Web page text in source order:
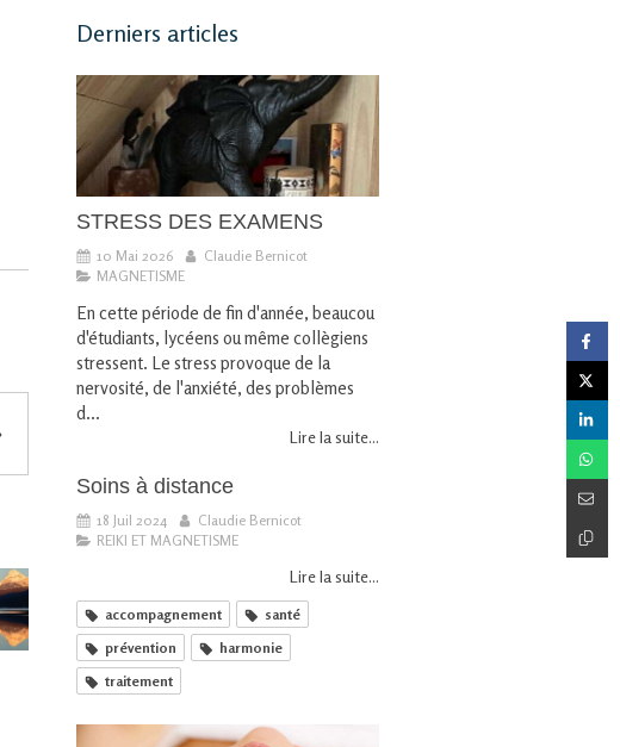
Derniers articles
STRESS DES EXAMENS
10 Mai 2026
Claudie Bernicot
MAGNETISME
En cette période de fin d'année, beaucou
d'étudiants, lycéens ou même collègiens
stressent. Le stress provoque de la
nervosité, de l'anxiété, des problèmes
d...
Lire la suite...
Soins à distance
18 Juil 2024
Claudie Bernicot
REIKI ET MAGNETISME
Lire la suite...
accompagnement
santé
prévention
harmonie
traitement